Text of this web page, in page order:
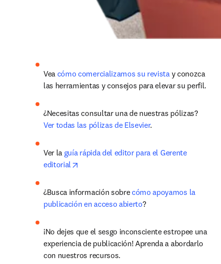
Vea cómo comercializamos su revista y conozca
las herramientas y consejos para elevar su perfil.
¿Necesitas consultar una de nuestras pólizas?
Ver todas las pólizas de Elsevier.
Ver la guía rápida del editor para el Gerente
editorial
¿Busca información sobre cómo apoyamos la
publicación en acceso abierto?
¡No dejes que el sesgo inconsciente estropee una
experiencia de publicación! Aprenda a abordarlo
con nuestros recursos.